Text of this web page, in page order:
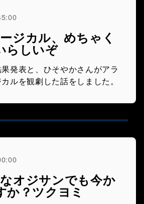
ジカル、めちゃく
らしいぞ
発表と、ひそやかさんがアラ
ルを観劇した話をしました。
オジサンでも今か
か？ツクヨミ